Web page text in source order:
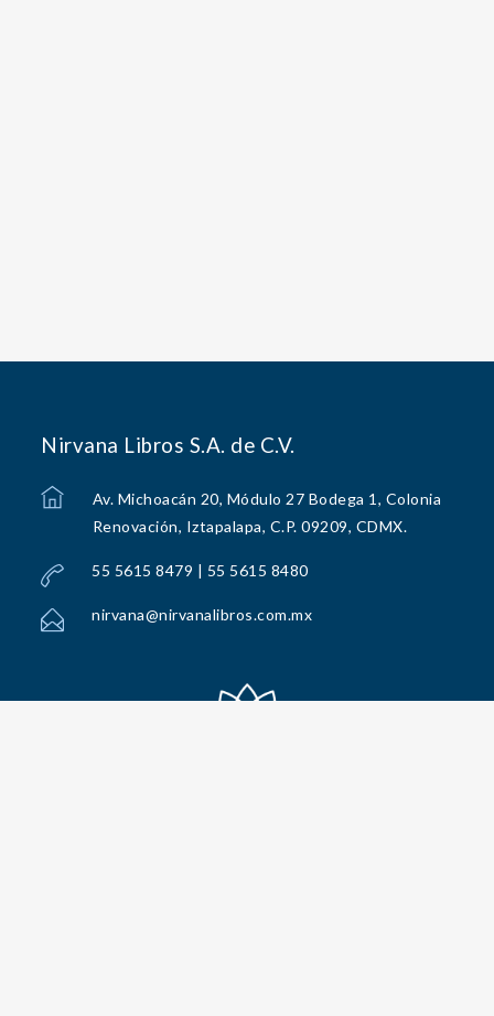
Nirvana Libros S.A. de C.V.
Av. Michoacán 20, Módulo 27 Bodega 1, Colonia
Renovación, Iztapalapa, C.P. 09209, CDMX.
55 5615 8479 | 55 5615 8480
nirvana@nirvanalibros.com.mx